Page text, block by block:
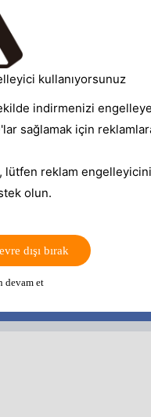
kullanıyorsunuz
indirmenizi
sağlamak için
lütfen reklam
olun.
dışı bırak
devam et